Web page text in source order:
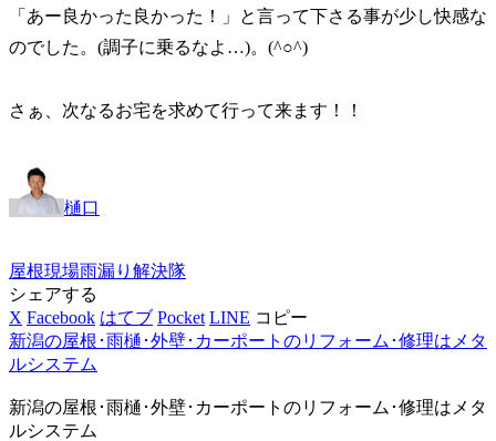
「あー良かった良かった！」と言って下さる事が少し快感な
のでした。(調子に乗るなよ…)。(^○^)
さぁ、次なるお宅を求めて行って来ます！！
樋口
屋根現場雨漏り解決隊
シェアする
X Facebook はてブ Pocket LINE コピー
新潟の屋根･雨樋･外壁･カーポートのリフォーム･修理はメタ
ルシステム
新潟の屋根･雨樋･外壁･カーポートのリフォーム･修理はメタ
ルシステム